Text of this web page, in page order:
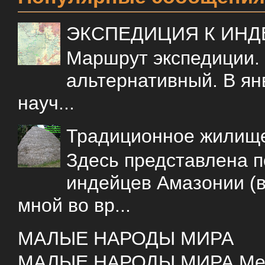
ЭКСПЕДИЦИЯ К
Маршрут
альтернативный. В
науч...
Традиционное
Здесь представлена
индейцев Амазонии
мной во вр...
МАЛЫЕ НАРОДЫ МИРА